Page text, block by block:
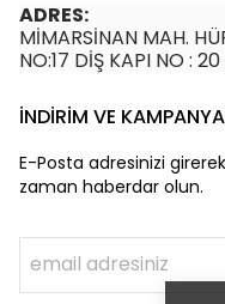
ADRES:
MİMARSİNAN MAH.
NO:17 DİŞ KAPI NO :
İNDİRİM VE
E-Posta adresinizi
zaman haberdar olun.